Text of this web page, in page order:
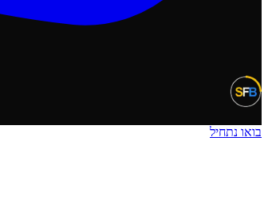
בואו נתחיל